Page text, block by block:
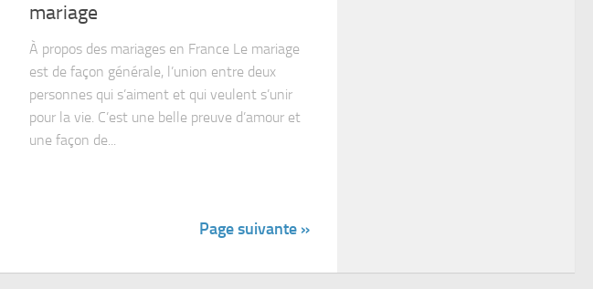
mariage
À propos des mariages en France Le mariage
est de façon générale, l’union entre deux
personnes qui s’aiment et qui veulent s’unir
pour la vie. C’est une belle preuve d’amour et
une façon de...
Page suivante »